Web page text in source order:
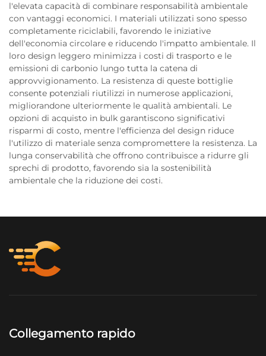
l'elevata capacità di combinare responsabilità ambientale
con vantaggi economici. I materiali utilizzati sono spesso
completamente riciclabili, favorendo le iniziative
dell'economia circolare e riducendo l'impatto ambientale. Il
loro design leggero minimizza i costi di trasporto e le
emissioni di carbonio lungo tutta la catena di
approvvigionamento. La resistenza di queste bottiglie
consente potenziali riutilizzi in numerose applicazioni,
migliorandone ulteriormente le qualità ambientali. Le
opzioni di acquisto in bulk garantiscono significativi
risparmi di costo, mentre l'efficienza del design riduce
l'utilizzo di materiale senza compromettere la resistenza. La
lunga conservabilità che offrono contribuisce a ridurre gli
sprechi di prodotto, favorendo sia la sostenibilità
ambientale che la riduzione dei costi.
Collegamento rapido